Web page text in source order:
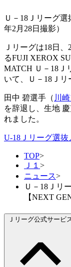
Ｕ－18Ｊリーグ
年2月28日撮影）
Ｊリーグは18日
るFUJI XEROX
MATCH Ｕ－18Ｊ
いて、Ｕ－18Ｊリ
田中 碧選手（ 川
を辞退し、生地
れました。
U-18Ｊリーグ選抜
TOP>
Ｊ１ >
ニュース>
Ｕ－18Ｊリ
【NEXT
Ｊリーグ公式サービ